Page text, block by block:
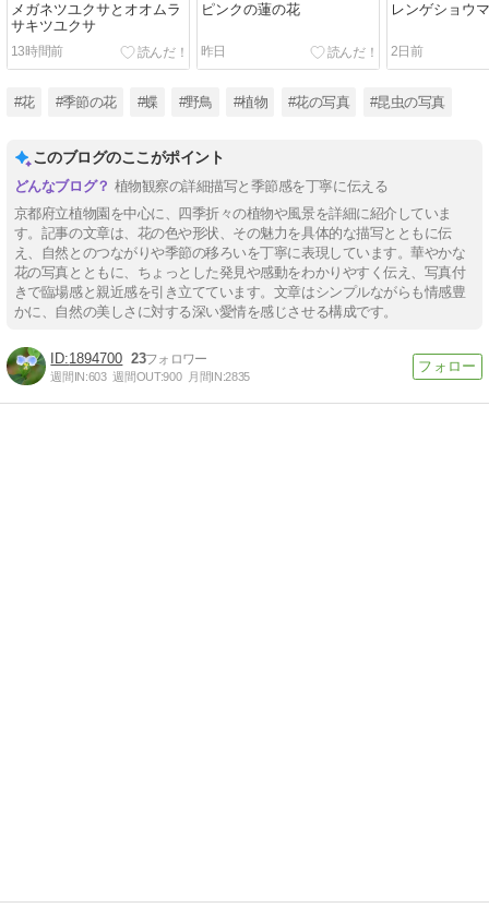
メガネツユクサとオオムラ
サキツユクサ
13時間前
ピンクの蓮の花
昨日
レンゲショウ
2日前
#花 #季節の花 #蝶 #野鳥 #植物 #花の写真 #昆虫の写真
このブログのここがポイント
植物観察の詳細描写と季節感を丁寧に伝える
京都府立植物園を中心に、四季折々の植物や風景を詳細に紹介していま
す。記事の文章は、花の色や形状、その魅力を具体的な描写とともに伝
え、自然とのつながりや季節の移ろいを丁寧に表現しています。華やかな
花の写真とともに、ちょっとした発見や感動をわかりやすく伝え、写真付
きで臨場感と親近感を引き立てています。文章はシンプルながらも情感豊
かに、自然の美しさに対する深い愛情を感じさせる構成です。
1894700 23
週間IN:603 週間OUT:900 月間IN:2835